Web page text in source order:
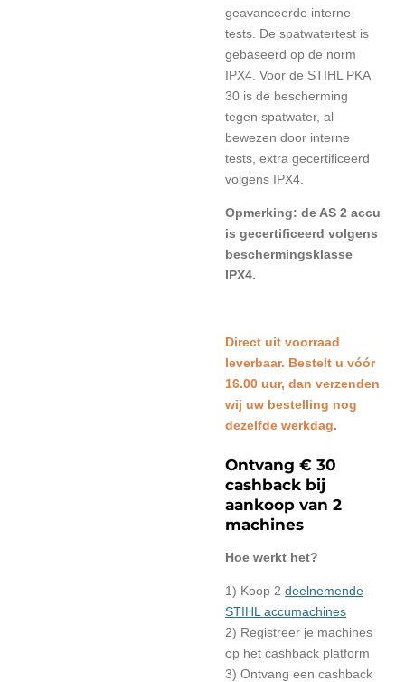
geavanceerde interne
tests. De spatwatertest is
gebaseerd op de norm
IPX4. Voor de STIHL PKA
30 is de bescherming
tegen spatwater, al
bewezen door interne
tests, extra gecertificeerd
volgens IPX4.
Opmerking: de AS 2 accu
is gecertificeerd volgens
beschermingsklasse
IPX4.
Direct uit voorraad
leverbaar. Bestelt u vóór
16.00 uur, dan verzenden
wij uw bestelling nog
dezelfde werkdag.
Ontvang € 30
cashback bij
aankoop van 2
machines
Hoe werkt het?
1) Koop 2 deelnemende
STIHL accumachines
2) Registreer je machines
op het cashback platform
3) Ontvang een cashback